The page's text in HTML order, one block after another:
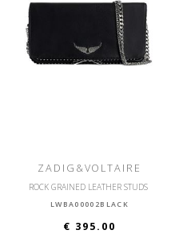
ZADIG&VOLTAIRE
ROCK GRAINED LEATHER STUDS
LWBA00002BLACK
€ 395.00